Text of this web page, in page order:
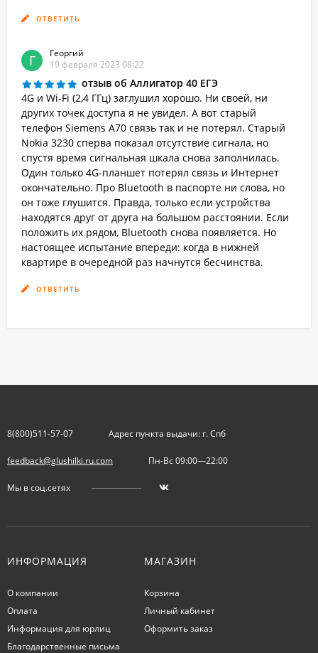
ОТВЕТИТЬ
Г
Георгий
19 февраля 2023 08:22
отзыв об Аллигатор 40 ЕГЭ
4G и Wi-Fi (2,4 ГГц) заглушил хорошо. Ни своей, ни
других точек доступа я не увидел. А вот старый
телефон Siemens A70 связь так и не потерял. Старый
Nokia 3230 сперва показал отсутствие сигнала, но
спустя время сигнальная шкала снова заполнилась.
Один только 4G-планшет потерял связь и Интернет
окончательно. Про Bluetooth в паспорте ни слова, но
он тоже глушится. Правда, только если устройства
находятся друг от друга на большом расстоянии. Если
положить их рядом, Bluetooth снова появляется. Но
настоящее испытание впереди: когда в нижней
квартире в очередной раз начнутся бесчинства.
ОТВЕТИТЬ
8(800)511-57-07 Адрес пункта выдачи: г. Спб
feedback@glushilki.ru.com Пн-Вс 09:00—22:00
Мы в соц.сетях
ИНФОРМАЦИЯ
О компании
Оплата
Информация для юрлиц
Благодарственные письма
МАГАЗИН
Корзина
Личный кабинет
Оформить заказ